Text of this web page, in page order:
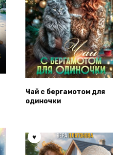
Чай с бергамотом для
одиночки